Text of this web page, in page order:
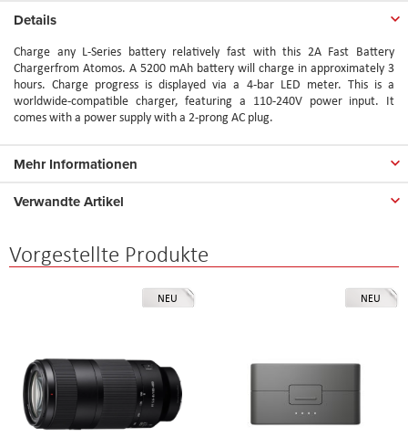
Details
Charge any L-Series battery relatively fast with this 2A Fast Battery
Chargerfrom Atomos. A 5200 mAh battery will charge in approximately 3
hours. Charge progress is displayed via a 4-bar LED meter. This is a
worldwide-compatible charger, featuring a 110-240V power input. It
comes with a power supply with a 2-prong AC plug.
Mehr Informationen
Verwandte Artikel
Vorgestellte Produkte
NEU NEU